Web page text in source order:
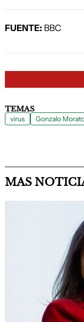
FUENTE: BBC
TEMAS
virus Gonzalo
MAS